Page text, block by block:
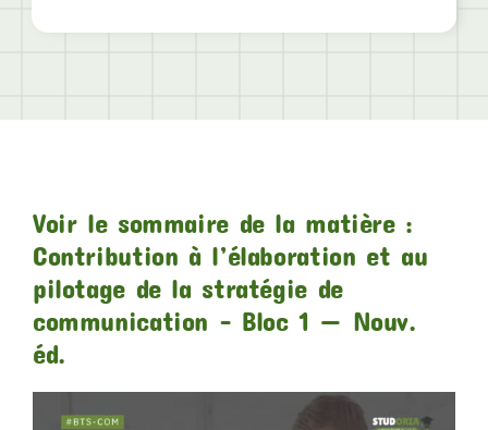
Voir le sommaire de la matière :
Contribution à l’élaboration et au
pilotage de la stratégie de
communication – Bloc 1 — Nouv.
éd.